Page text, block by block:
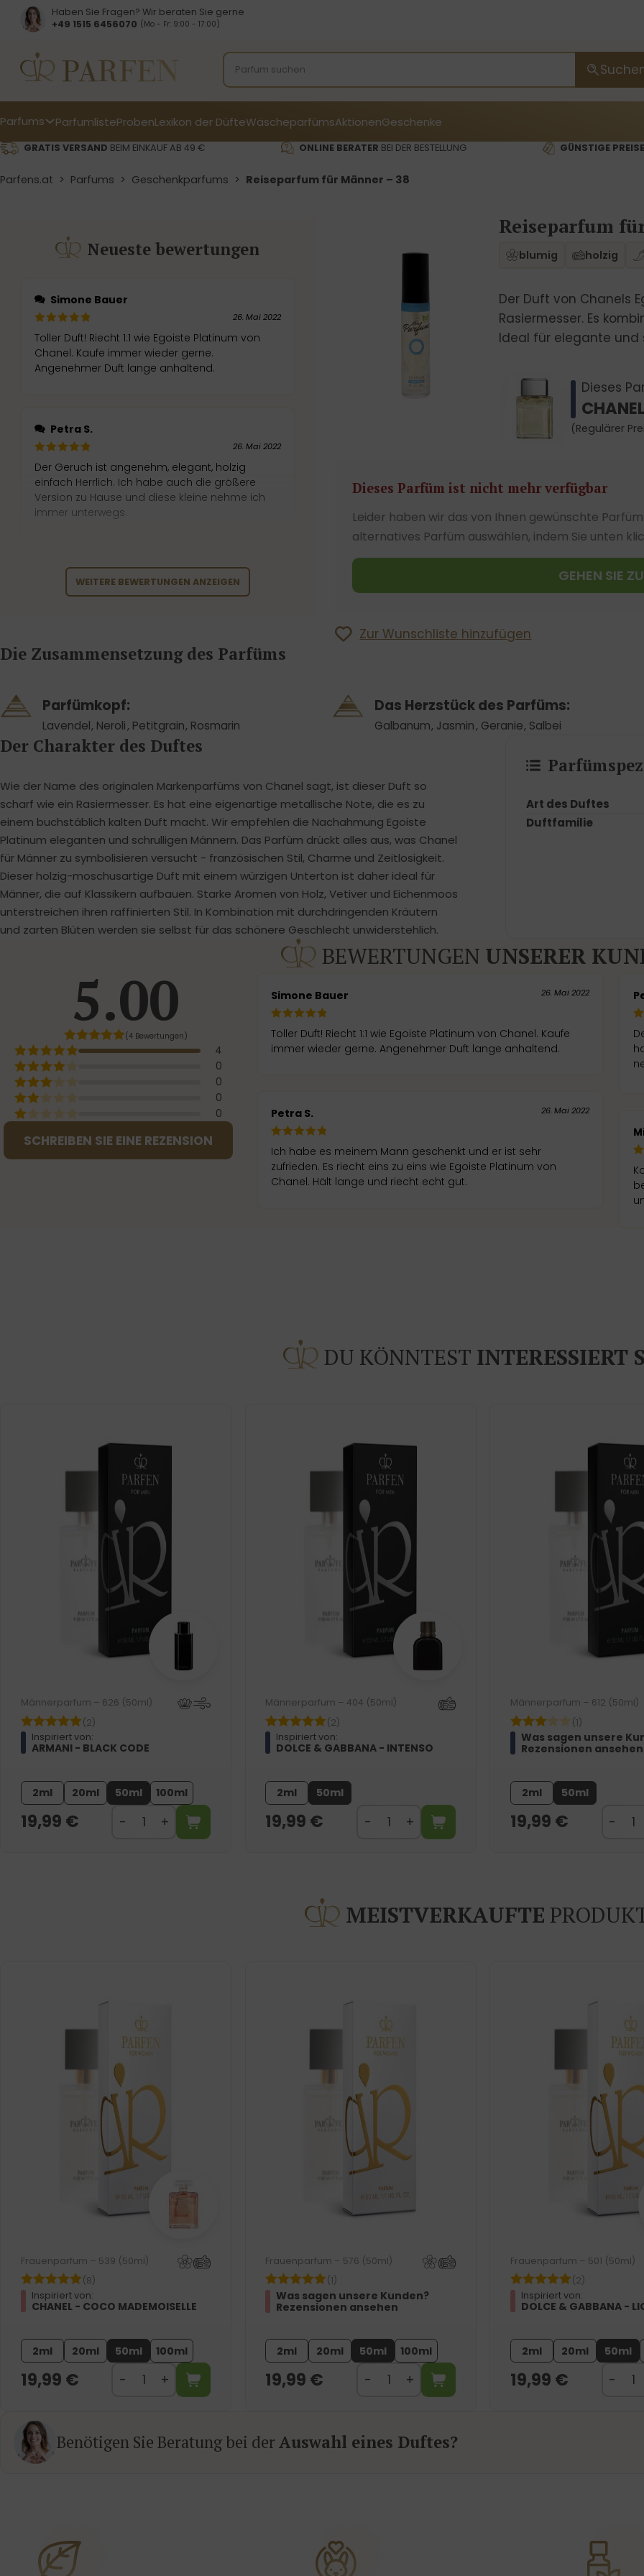
Haben Sie Fragen? Wir beraten Sie gerne
+49 1515 6456070 (Mo - Fr: 9:00 - 17:00)
Parfums ParfumlisteProbenLexikon der DüfteWäscheparfümsAktionenGeschenke
GRATIS VERSAND BEIM EINKAUF AB 49 € ONLINE BERATER BEI DER BESTELLUNG GÜNSTIGE
Parfens.at > Parfums > Geschenkparfums > Reiseparfum für Männer – 38
Neueste bewertungen
Simone Bauer
26. Mai 2022
Toller Duft! Riecht 1:1 wie Egoiste Platinum von
Chanel. Kaufe immer wieder gerne.
Angenehmer Duft lange anhaltend.
Petra S.
26. Mai 2022
Der Geruch ist angenehm, elegant, holzig
einfach Herrlich. Ich habe auch die größere
Version zu Hause und diese kleine nehme ich
immer unterwegs.
Petra S.
26. Mai 2022
gut.
Michael Holzbecher
Kommt wirklich sehr nah an Chanel Egoiste
Hält wirklich den ganzen Tag an und preislich
sehr günstVollständige Rezension ansehen
WEITERE BEWERTUNGEN ANZEIGEN
Reiseparfum
blumig holzig
Der Duft von Chanels
Rasiermesser. Es
Ideal für elegante und
Dieses
(Regulärer
Dieses Parfüm ist nicht mehr verfügbar
Leider haben wir das von Ihnen gewünschte
alternatives Parfüm auswählen, indem Sie unten
GEHEN SIE
Zur Wunschliste hinzufügen
Die Zusammensetzung des Parfüms
Parfümkopf:
Lavendel, Neroli, Petitgrain, Rosmarin
Das Herzstück des Parfüms:
Galbanum, Jasmin, Geranie, Salbei
Der Charakter des Duftes
Wie der Name des originalen Markenparfüms von Chanel sagt, ist dieser Duft so
scharf wie ein Rasiermesser. Es hat eine eigenartige metallische Note, die es zu
einem buchstäblich kalten Duft macht. Wir empfehlen die Nachahmung Egoiste
Platinum eleganten und schrulligen Männern. Das Parfüm drückt alles aus, was Chanel
für Männer zu symbolisieren versucht - französischen Stil, Charme und Zeitlosigkeit.
Dieser holzig-moschusartige Duft mit einem würzigen Unterton ist daher ideal für
Männer, die auf Klassikern aufbauen. Starke Aromen von Holz, Vetiver und Eichenmoos
unterstreichen ihren raffinierten Stil. In Kombination mit durchdringenden Kräutern
und zarten Blüten werden sie selbst für das schönere Geschlecht unwiderstehlich.
Art des Duftes
Duftfamilie
BEWERTUNGEN UNSERER
5.00
(4 Bewertungen)
4
0
0
0
0
SCHREIBEN SIE EINE REZENSION
Simone Bauer 26. Mai 2022
Toller Duft! Riecht 1:1 wie Egoiste Platinum von Chanel. Kaufe
immer wieder gerne. Angenehmer Duft lange anhaltend.
Petra S. 26. Mai 2022
Ich habe es meinem Mann geschenkt und er ist sehr
zufrieden. Es riecht eins zu eins wie Egoiste Platinum von
Chanel. Hält lange und riecht echt gut.
DU KÖNNTEST INTERESSIERT
Männerparfum – 626 (50ml)
(2)
Inspiriert von:
ARMANI - BLACK CODE
2ml 20ml 50ml 100ml
19,99 €
Männerparfum – 404 (50ml)
(2)
Inspiriert von:
DOLCE & GABBANA - INTENSO
2ml 50ml
19,99 €
Männerparfum – 612 (50ml)
(1)
Was sagen unsere
Rezensionen ansehen
2ml 50ml
19,99 €
MEISTVERKAUFTE
Frauenparfum – 539 (50ml)
(8)
Inspiriert von:
CHANEL - COCO MADEMOISELLE
2ml 20ml 50ml 100ml
19,99 €
Frauenparfum – 576 (50ml)
(1)
Was sagen unsere Kunden?
Rezensionen ansehen
2ml 20ml 50ml 100ml
19,99 €
Frauenparfum – 501 (50ml)
(2)
Inspiriert von:
DOLCE & GABBANA -
2ml 20ml 50ml
19,99 €
Benötigen Sie Beratung bei derAuswahl eines Duftes?